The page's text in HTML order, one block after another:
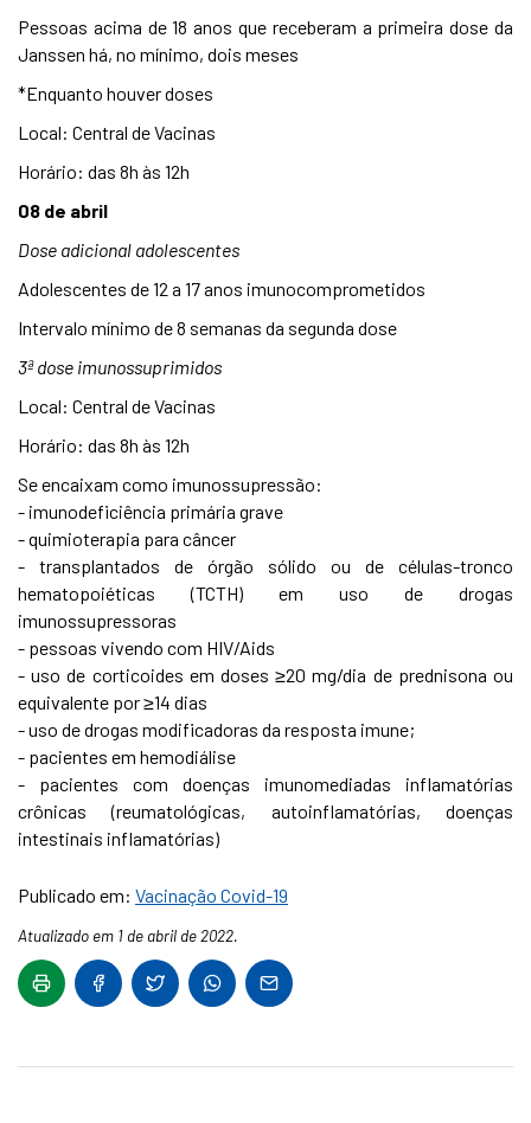
Pessoas acima de 18 anos que receberam a primeira dose da
Janssen há, no mínimo, dois meses
*Enquanto houver doses
Local: Central de Vacinas
Horário: das 8h às 12h
08 de abril
Dose adicional adolescentes
Adolescentes de 12 a 17 anos imunocomprometidos
Intervalo mínimo de 8 semanas da segunda dose
3ª dose imunossuprimidos
Local: Central de Vacinas
Horário: das 8h às 12h
Se encaixam como imunossupressão:
- imunodeficiência primária grave
- quimioterapia para câncer
- transplantados de órgão sólido ou de células-tronco
hematopoiéticas (TCTH) em uso de drogas
imunossupressoras
- pessoas vivendo com HIV/Aids
- uso de corticoides em doses ≥20 mg/dia de prednisona ou
equivalente por ≥14 dias
- uso de drogas modificadoras da resposta imune;
- pacientes em hemodiálise
- pacientes com doenças imunomediadas inflamatórias
crônicas (reumatológicas, autoinflamatórias, doenças
intestinais inflamatórias)
Publicado em: Vacinação Covid-19
Atualizado em 1 de abril de 2022.